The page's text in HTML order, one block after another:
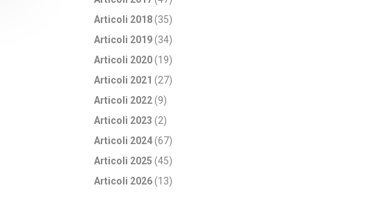
Articoli 2018(35)
Articoli 2019(34)
Articoli 2020(19)
Articoli 2021 (27)
Articoli 2022(9)
Articoli 2023 (2)
Articoli 2024(67)
Articoli 2025 (45)
Articoli 2026(13)